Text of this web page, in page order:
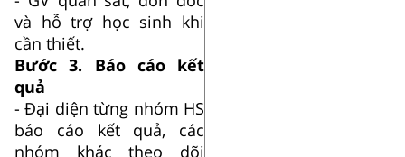
và hỗ trợ học sinh khi
cần thiết.
Bước 3. Báo cáo kết
quả
- Đại diện từng nhóm HS
báo cáo kết quả, các
nhóm khác theo dõi